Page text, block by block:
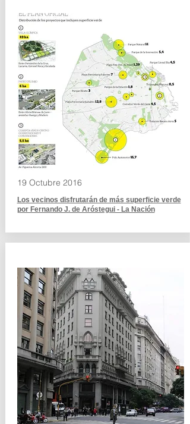
19 Octubre 2016
Los vecinos disfrutarán de más superficie verde
por Fernando J. de Aróstegui - La Nación